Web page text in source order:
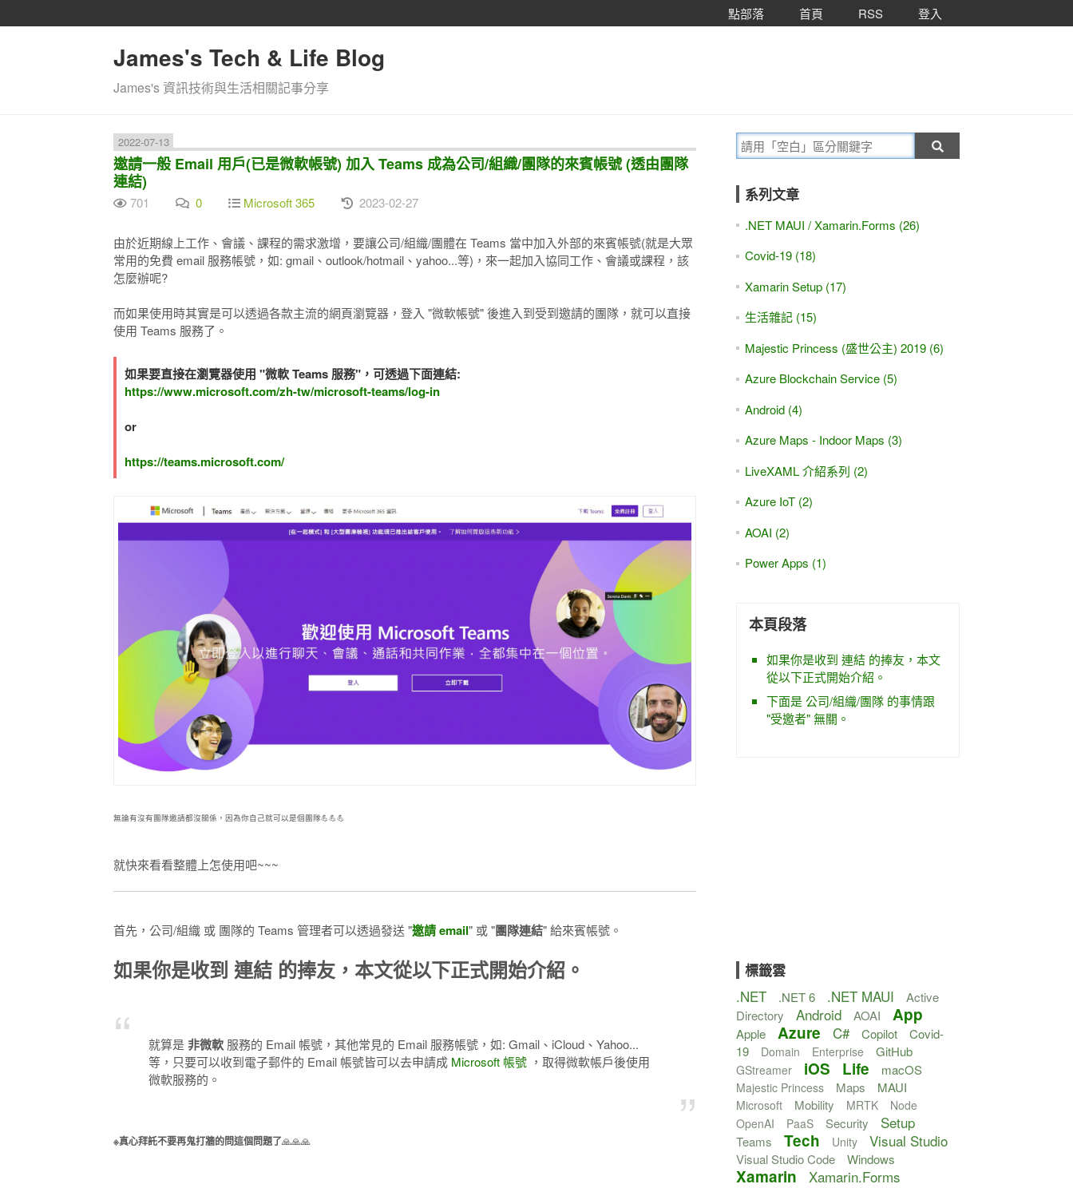
點部落 首頁 RSS 登入
James's Tech & Life Blog
James's 資訊技術與生活相關記事分享
2022-07-13
邀請一般 Email 用戶(已是微軟帳號) 加入 Teams 成為公司/組織/團隊的來賓帳號 (透由團隊
連結)
701 0 Microsoft 365 2023-02-27
由於近期線上工作、會議、課程的需求激增，要讓公司/組織/團體在 Teams 當中加入外部的來賓帳號(就是大眾
常用的免費 email 服務帳號，如: gmail、outlook/hotmail、yahoo...等)，來一起加入協同工作、會議或課程，該
怎麼辦呢?
而如果使用時其實是可以透過各款主流的網頁瀏覽器，登入 "微軟帳號" 後進入到受到邀請的團隊，就可以直接
使用 Teams 服務了。
如果要直接在瀏覽器使用 "微軟 Teams 服務"，可透過下面連結:
https://www.microsoft.com/zh-tw/microsoft-teams/log-in
or
https://teams.microsoft.com/
無論有沒有團隊邀請都沒關係，因為你自己就可以是個團隊💪💪💪
就快來看看整體上怎使用吧~~~
首先，公司/組織 或 團隊的 Teams 管理者可以透過發送 "邀請 email" 或 "團隊連結" 給來賓帳號。
如果你是收到 連結 的捧友，本文從以下正式開始介紹。
就算是 非微軟 服務的 Email 帳號，其他常見的 Email 服務帳號，如: Gmail、iCloud、Yahoo...
等，只要可以收到電子郵件的 Email 帳號皆可以去申請成 Microsoft 帳號 ，取得微軟帳戶後使用
微軟服務的。
※真心拜託不要再鬼打牆的問這個問題了🙏🙏🙏
系列文章
.NET MAUI / Xamarin.Forms (26)
Covid-19 (18)
Xamarin Setup (17)
生活雜記 (15)
Majestic Princess (盛世公主) 2019 (6)
Azure Blockchain Service (5)
Android (4)
Azure Maps - Indoor Maps (3)
LiveXAML 介紹系列 (2)
Azure IoT (2)
AOAI (2)
Power Apps (1)
本頁段落
如果你是收到 連結 的捧友，本文
從以下正式開始介紹。
下面是 公司/組織/團隊 的事情跟
"受邀者" 無關。
標籤雲
.NET .NET 6 .NET MAUI
Active
Directory
Android AOAI App
Apple Azure C# Copilot
Covid-
19
Domain Enterprise GitHub
GStreamer iOS Life macOS
Majestic Princess Maps MAUI
Microsoft Mobility MRTK
Node
OpenAI
PaaS Security Setup
Teams Tech Unity Visual Studio
Visual Studio Code Windows
Xamarin Xamarin.Forms